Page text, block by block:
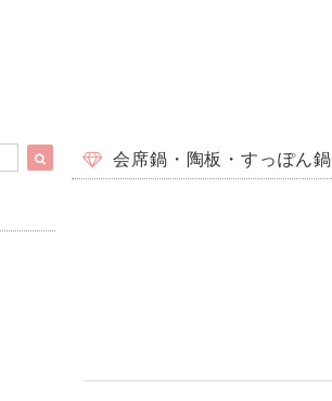
会席鍋・陶板・すっぽん鍋